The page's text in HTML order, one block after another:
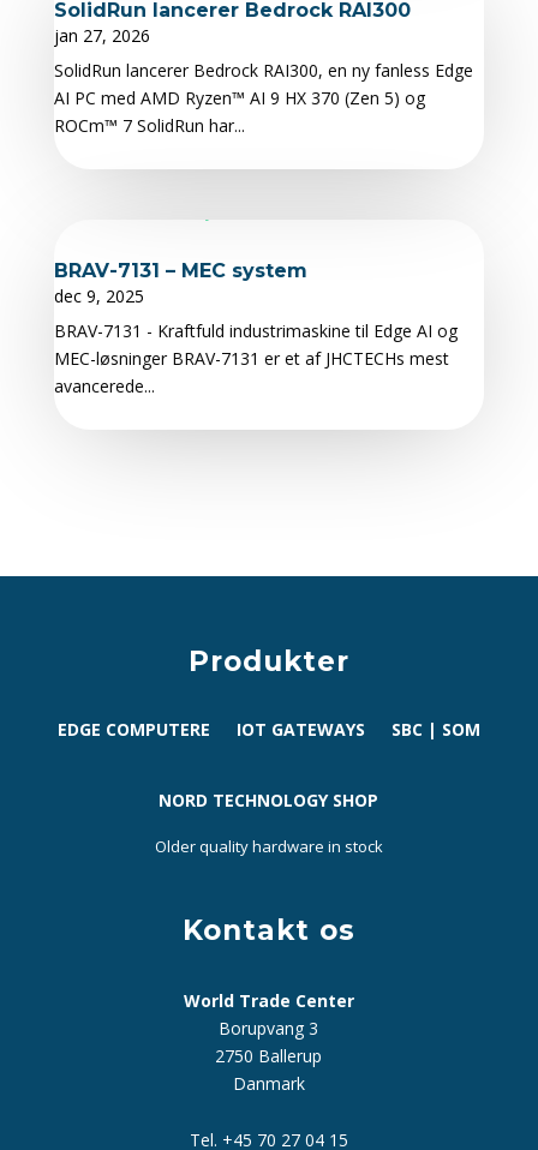
SolidRun lancerer Bedrock RAI300
jan 27, 2026
SolidRun lancerer Bedrock RAI300, en ny fanless Edge
AI PC med AMD Ryzen™ AI 9 HX 370 (Zen 5) og
ROCm™ 7 SolidRun har...
BRAV-7131 – MEC system
dec 9, 2025
BRAV-7131 - Kraftfuld industrimaskine til Edge AI og
MEC-løsninger BRAV-7131 er et af JHCTECHs mest
avancerede...
Produkter
EDGE COMPUTERE IOT GATEWAYS SBC | SOM
NORD TECHNOLOGY SHOP
Older quality hardware in stock
Kontakt os
World Trade Center
Borupvang 3
2750 Ballerup
Danmark
Tel. +45 70 27 04 15